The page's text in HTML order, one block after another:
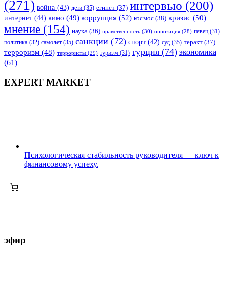
(271) война (43) дети (35) египет (37) интервью (200)
интернет (44) кино (49) коррупция (52) космос (38) кризис (50)
мнение (154) наука (36) нравственность (30) оппозиция (28) певец (31)
политика (32) самолет (35) санкции (72) спорт (42) суд (35) теракт (37)
терроризм (48) террористы (29) туризм (31) турция (74) экономика
(61)
EXPERT MARKET
Психологическая стабильность руководителя — ключ к
финансовому успеху.
эфир